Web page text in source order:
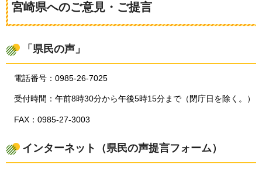
宮崎県へのご意見・ご提言
「県民の声」
電話番号：0985-26-7025
受付時間：午前8時30分から午後5時15分まで（閉庁日を除く。）
FAX：0985-27-3003
インターネット（県民の声提言フォーム）